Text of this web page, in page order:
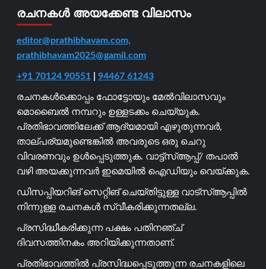
രചനകൾ അയക്കേണ്ട വിലാസം
editor@prathibhavam.com,
prathibhavam2025@gamil.com
+91 70124 90551| 94467 61243
രചനകൾക്കൊപ്പം ഫോട്ടോയും മേൽവിലാസവും
മൊബൈൽ നമ്പറും ഉള്ളടക്കം ചെയ്യുക.
പ്രതിഭാവത്തിലേക്ക് ആദ്യമായി എഴുതുന്നവർ,
താല്പര്യമുണ്ടെങ്കിൽ അവരുടെ ഒരു ചെറു
വിവരണവും ഉൾപ്പെടുത്തുക. വാട്ട്സ്ആപ്പ്/ തപാൽ
വഴി അയക്കുന്നവർ ഇമെയിൽ ഐഡിയും വെയ്ക്കുക.
ഡിസപ്പിയറിങ് സെറ്റിങ് ചെയ്തിട്ടുള്ള വാട്സ്ആപ്പിൽ
നിന്നുള്ള രചനകൾ സ്വീകരിക്കുന്നതല്ല.
പ്രസിദ്ധീകരിക്കുന്ന പക്ഷം പതിനഞ്ച്
ദിവസത്തിനകം അറിയിക്കുന്നതാണ്.
പ്രതിഭാവത്തിൽ പ്രസിദ്ധപ്പെടുത്തുന്ന രചനകളിലെ